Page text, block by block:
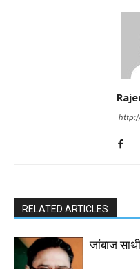
RELATED ARTICLES
जांबाज